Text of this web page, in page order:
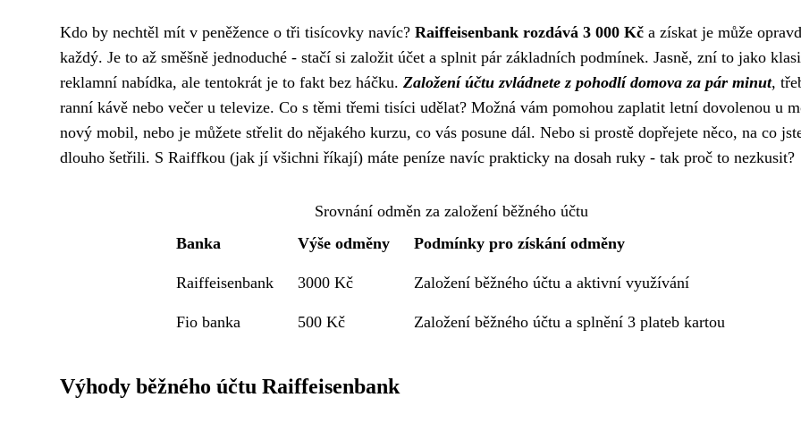
Kdo by nechtěl mít v peněžence o tři tisícovky navíc? Raiffeisenbank rozdává 3 000 Kč a získat je může
každý. Je to až směšně jednoduché - stačí si založit účet a splnit pár základních podmínek. Jasně, zní to jako
reklamní nabídka, ale tentokrát je to fakt bez háčku. Založení účtu zvládnete z pohodlí domova za pár minut,
ranní kávě nebo večer u televize. Co s těmi třemi tisíci udělat? Možná vám pomohou zaplatit letní dovolenou u
nový mobil, nebo je můžete střelit do nějakého kurzu, co vás posune dál. Nebo si prostě dopřejete něco, na co
dlouho šetřili. S Raiffkou (jak jí všichni říkají) máte peníze navíc prakticky na dosah ruky - tak proč to nezkusit?
Srovnání odměn za založení běžného účtu
Banka
Výše odměny Podmínky pro získání odměny
Raiffeisenbank 3000 Kč Založení běžného účtu a aktivní využívání
Fio banka 500 Kč Založení běžného účtu a splnění 3 plateb kartou
Výhody běžného účtu Raiffeisenbank